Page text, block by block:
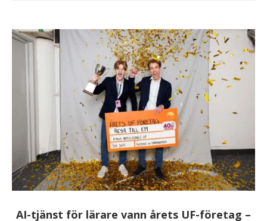
AI-tjänst för lärare vann årets UF-företag –